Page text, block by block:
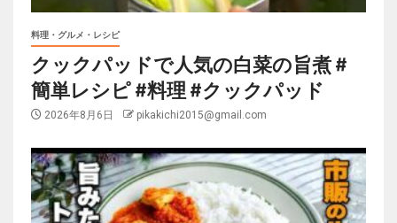
料理・グルメ・レシピ
クックパッドで人気の白菜の旨煮 #
簡単レシピ #料理 #クックパッド
2026年8月6日 pikakichi2015@gmail.com